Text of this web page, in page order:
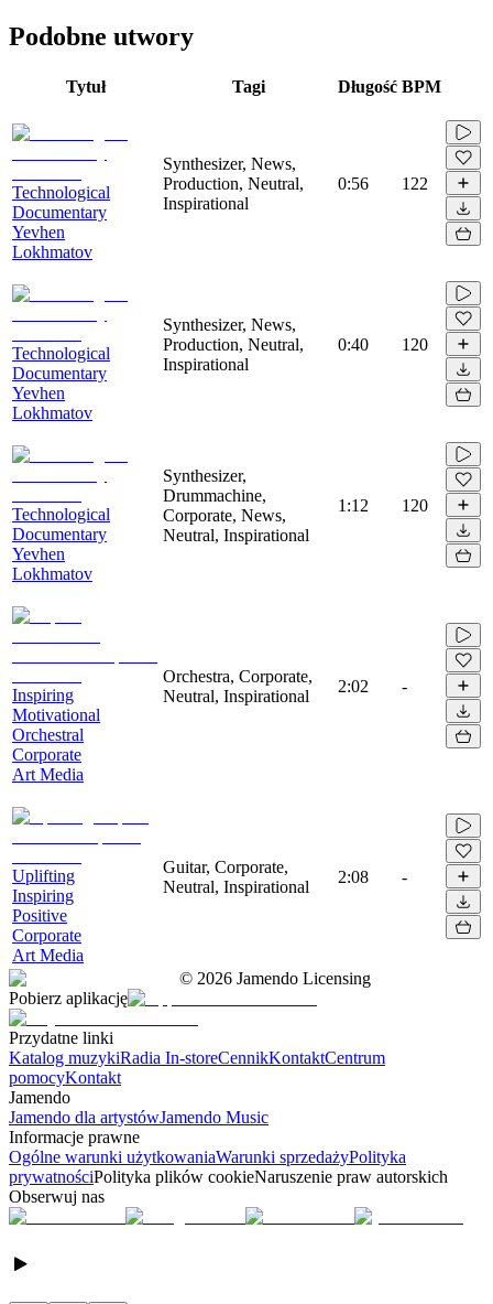
Podobne utwory
Tytuł Tagi Długość BPM
Technological
Documentary
Yevhen
Lokhmatov
Synthesizer, News,
Production, Neutral,
Inspirational
0:56 122
Technological
Documentary
Yevhen
Lokhmatov
Synthesizer, News,
Production, Neutral,
Inspirational
0:40 120
Technological
Documentary
Yevhen
Lokhmatov
Synthesizer,
Drummachine,
Corporate, News,
Neutral, Inspirational
1:12 120
Inspiring
Motivational
Orchestral
Corporate
Art Media
Orchestra, Corporate,
Neutral, Inspirational
2:02 -
Uplifting
Inspiring
Positive
Corporate
Art Media
Guitar, Corporate,
Neutral, Inspirational
2:08 -
© 2026 Jamendo Licensing
Pobierz aplikację
Przydatne linki
Katalog muzykiRadia In-storeCennikKontaktCentrum
pomocyKontakt
Jamendo
Jamendo dla artystówJamendo Music
Informacje prawne
Ogólne warunki użytkowaniaWarunki sprzedażyPolityka
prywatnościPolityka plików cookieNaruszenie praw autorskich
Obserwuj nas